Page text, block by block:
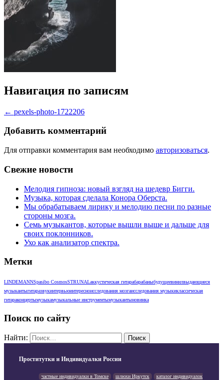
Навигация по записям
← pexels-photo-1722206
Добавить комментарий
Для отправки комментария вам необходимо авторизоваться.
Свежие новости
Мелодия гипноза: новый взгляд на шедевр Бигги.
Музыка, которая сделала Конора Оберста.
Мы обрабатываем лирику и мелодию песни по разные
стороны мозга.
Семь музыкантов, которые вышли выше и дальше для
своих поклонников.
Ухо как анализатор спектра.
Метки
LINDEMANNSpasibo CosmosSTRUNALаккустическая гитарабарабаныбудущеевинилвыдающиеся
музыкантыгитаразвукинтервьюинтересноисследования мозгаисследования музыкиклассическая
гитараконцертымузыкамузыкальные инструментымузыкантыновинка
Поиск по сайту
Найти:
Проститутки и Индивидуалки России
частные индивидуалки в Томске шлюхи Иркутск
каталог индивидуалок